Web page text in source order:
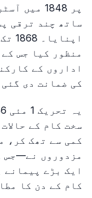
پر 1848
ساتھ چند ترقی
منظور کیا جس
اداروں کے
کی ضمانت دی
سخت کام کے
مزدوروں نے—جس
ایک بڑے
کام کے دن کا